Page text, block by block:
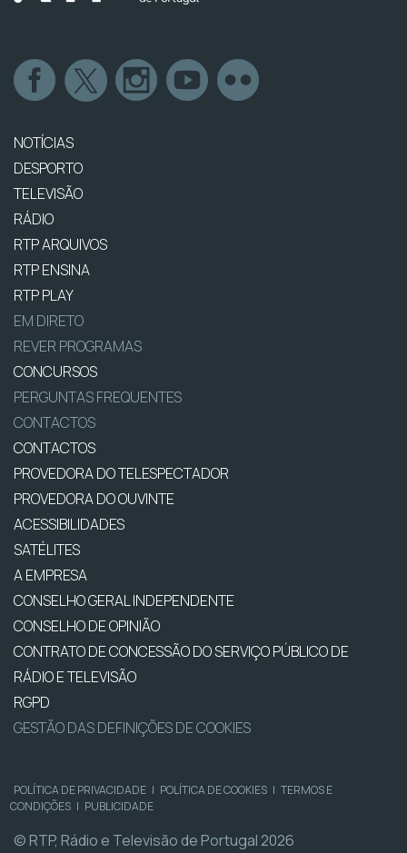
NOTÍCIAS
DESPORTO
TELEVISÃO
RÁDIO
RTP ARQUIVOS
RTP ENSINA
RTP PLAY
EM DIRETO
REVER PROGRAMAS
CONCURSOS
PERGUNTAS FREQUENTES
CONTACTOS
CONTACTOS
PROVEDORA DO TELESPECTADOR
PROVEDORA DO OUVINTE
ACESSIBILIDADES
SATÉLITES
A EMPRESA
CONSELHO GERAL INDEPENDENTE
CONSELHO DE OPINIÃO
CONTRATO DE CONCESSÃO DO SERVIÇO PÚBLICO DE
RÁDIO E TELEVISÃO
RGPD
GESTÃO DAS DEFINIÇÕES DE COOKIES
POLÍTICA DE PRIVACIDADE | POLÍTICA DE COOKIES | TERMOS E
CONDIÇÕES | PUBLICIDADE
© RTP, Rádio e Televisão de Portugal 2026